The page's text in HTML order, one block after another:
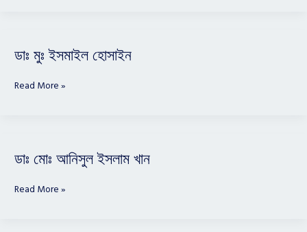
ডাঃ মুঃ ইসমাইল হোসাইন
ডাঃ
ইসমাইল
Read More »
ডাঃ মোঃ আনিসুল ইসলাম খান
ডাঃ
মোঃ
আনিসুল
ইসলাম
Read More »